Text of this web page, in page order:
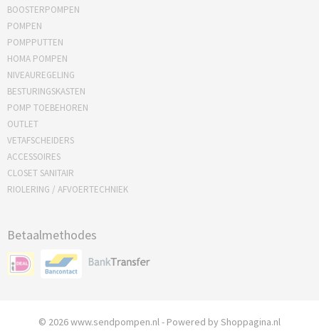
BOOSTERPOMPEN
POMPEN
POMPPUTTEN
HOMA POMPEN
NIVEAUREGELING
BESTURINGSKASTEN
POMP TOEBEHOREN
OUTLET
VETAFSCHEIDERS
ACCESSOIRES
CLOSET SANITAIR
RIOLERING / AFVOERTECHNIEK
Betaalmethodes
© 2026 www.sendpompen.nl - Powered by Shoppagina.nl